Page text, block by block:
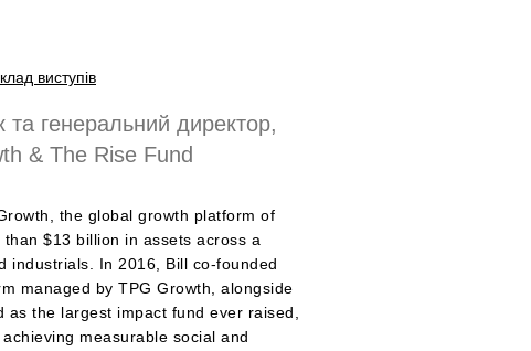
виступів
та генеральний директор,
& The Rise Fund
the global growth platform of
$13 billion in assets across a
industrials. In 2016, Bill co-founded
managed by TPG Growth, alongside
the largest impact fund ever raised,
measurable social and